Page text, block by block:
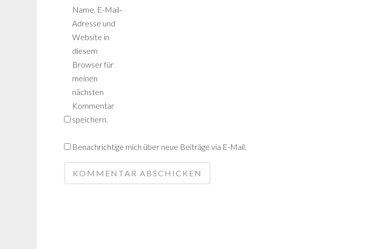
Name, E-Mail-
Adresse und
Website in
diesem
Browser für
meinen
nächsten
Kommentar
speichern.
Benachrichtige mich über neue Beiträge via E-Mail.